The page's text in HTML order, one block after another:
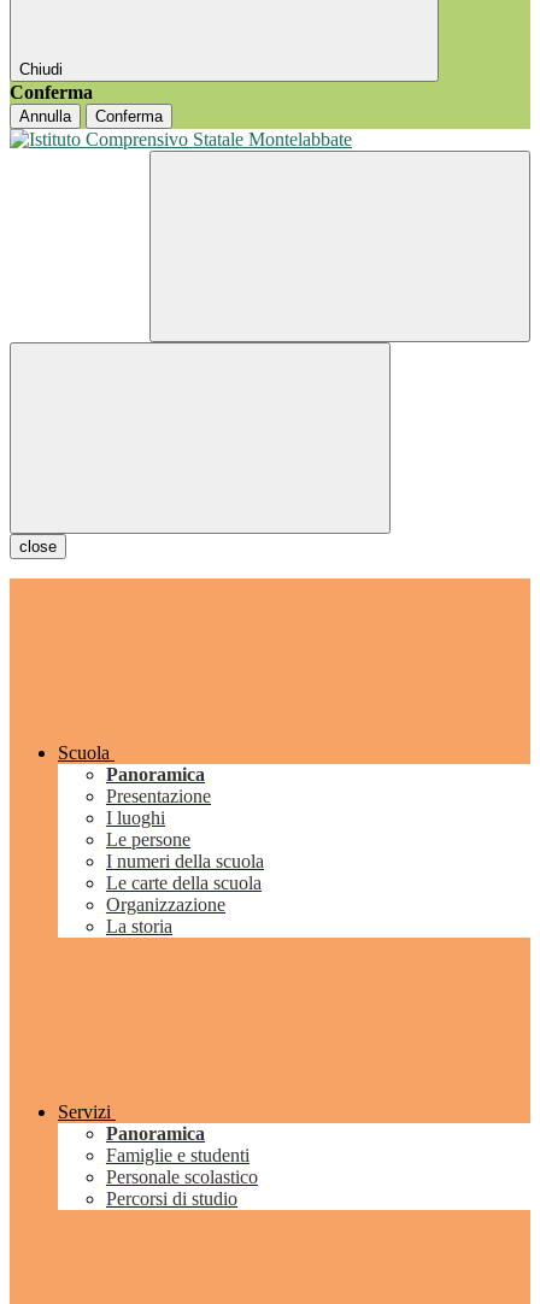
Chiudi
Conferma
Annulla Conferma
close
Scuola
Panoramica
Presentazione
I luoghi
Le persone
I numeri della scuola
Le carte della scuola
Organizzazione
La storia
Servizi
Panoramica
Famiglie e studenti
Personale scolastico
Percorsi di studio